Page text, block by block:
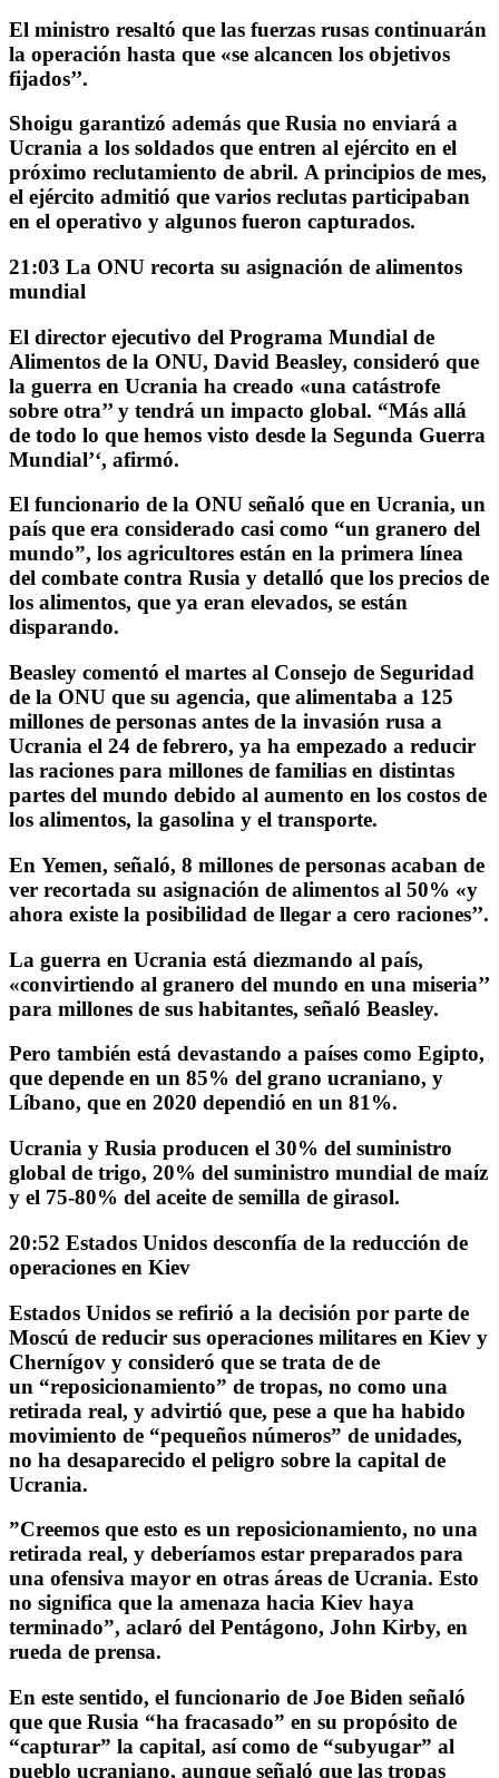
El ministro resaltó que las fuerzas rusas continuarán
la operación hasta que «se alcancen los objetivos
fijados’’.
Shoigu garantizó además que Rusia no enviará a
Ucrania a los soldados que entren al ejército en el
próximo reclutamiento de abril. A principios de mes,
el ejército admitió que varios reclutas participaban
en el operativo y algunos fueron capturados.
21:03 La ONU recorta su asignación de alimentos
mundial
El director ejecutivo del Programa Mundial de
Alimentos de la ONU, David Beasley, consideró que
la guerra en Ucrania ha creado «una catástrofe
sobre otra’’ y tendrá un impacto global. “Más allá
de todo lo que hemos visto desde la Segunda Guerra
Mundial’‘, afirmó.
El funcionario de la ONU señaló que en Ucrania, un
país que era considerado casi como “un granero del
mundo”, los agricultores están en la primera línea
del combate contra Rusia y detalló que los precios de
los alimentos, que ya eran elevados, se están
disparando.
Beasley comentó el martes al Consejo de Seguridad
de la ONU que su agencia, que alimentaba a 125
millones de personas antes de la invasión rusa a
Ucrania el 24 de febrero, ya ha empezado a reducir
las raciones para millones de familias en distintas
partes del mundo debido al aumento en los costos de
los alimentos, la gasolina y el transporte.
En Yemen, señaló, 8 millones de personas acaban de
ver recortada su asignación de alimentos al 50% «y
ahora existe la posibilidad de llegar a cero raciones’’.
La guerra en Ucrania está diezmando al país,
«convirtiendo al granero del mundo en una miseria’’
para millones de sus habitantes, señaló Beasley.
Pero también está devastando a países como Egipto,
que depende en un 85% del grano ucraniano, y
Líbano, que en 2020 dependió en un 81%.
Ucrania y Rusia producen el 30% del suministro
global de trigo, 20% del suministro mundial de maíz
y el 75-80% del aceite de semilla de girasol.
20:52 Estados Unidos desconfía de la reducción de
operaciones en Kiev
Estados Unidos se refirió a la decisión por parte de
Moscú de reducir sus operaciones militares en Kiev y
Chernígov y consideró que se trata de de
un “reposicionamiento” de tropas, no como una
retirada real, y advirtió que, pese a que ha habido
movimiento de “pequeños números” de unidades,
no ha desaparecido el peligro sobre la capital de
Ucrania.
”Creemos que esto es un reposicionamiento, no una
retirada real, y deberíamos estar preparados para
una ofensiva mayor en otras áreas de Ucrania. Esto
no significa que la amenaza hacia Kiev haya
terminado”, aclaró del Pentágono, John Kirby, en
rueda de prensa.
En este sentido, el funcionario de Joe Biden señaló
que que Rusia “ha fracasado” en su propósito de
“capturar” la capital, así como de “subyugar” al
pueblo ucraniano, aunque señaló que las tropas